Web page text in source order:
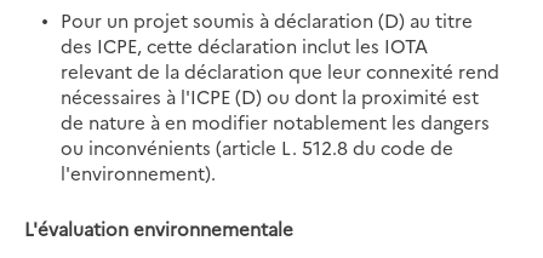
Pour un projet soumis à déclaration (D) au titre
des ICPE, cette déclaration inclut les IOTA
relevant de la déclaration que leur connexité rend
nécessaires à l'ICPE (D) ou dont la proximité est
de nature à en modifier notablement les dangers
ou inconvénients (article L. 512.8 du code de
l'environnement).
L'évaluation environnementale